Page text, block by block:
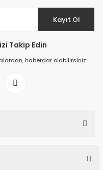
Kayıt Ol
Takip Edin
haberdar olabilirsiniz.